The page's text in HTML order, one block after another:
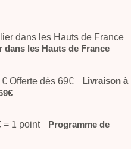
dans les Hauts de France
Livraison à
Programme de